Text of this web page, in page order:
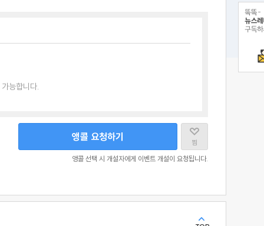
능합니다.
찜
앵콜 요청하기
앵콜 선택 시 개설자에게 이벤트 개설이 요청됩니다.